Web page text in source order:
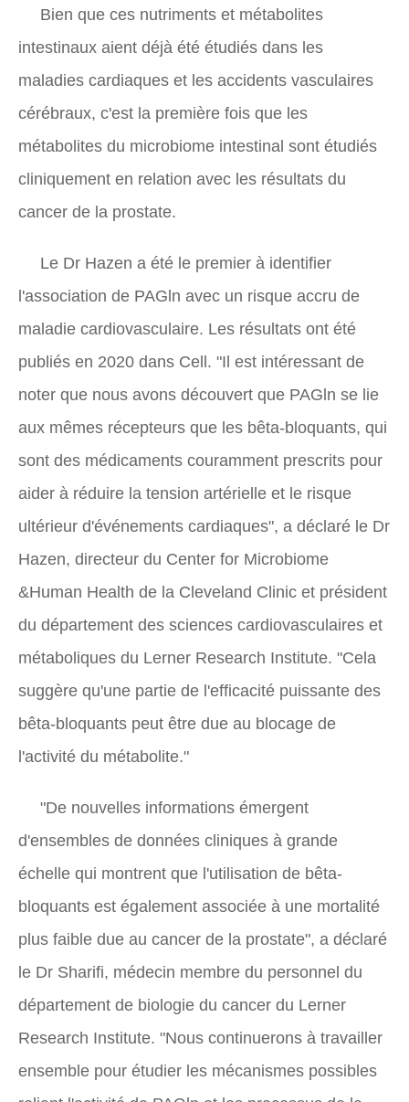
Bien que ces nutriments et métabolites
intestinaux aient déjà été étudiés dans les
maladies cardiaques et les accidents vasculaires
cérébraux, c'est la première fois que les
métabolites du microbiome intestinal sont étudiés
cliniquement en relation avec les résultats du
cancer de la prostate.
Le Dr Hazen a été le premier à identifier
l'association de PAGln avec un risque accru de
maladie cardiovasculaire. Les résultats ont été
publiés en 2020 dans Cell. "Il est intéressant de
noter que nous avons découvert que PAGln se lie
aux mêmes récepteurs que les bêta-bloquants, qui
sont des médicaments couramment prescrits pour
aider à réduire la tension artérielle et le risque
ultérieur d'événements cardiaques", a déclaré le Dr
Hazen, directeur du Center for Microbiome
&Human Health de la Cleveland Clinic et président
du département des sciences cardiovasculaires et
métaboliques du Lerner Research Institute. "Cela
suggère qu'une partie de l'efficacité puissante des
bêta-bloquants peut être due au blocage de
l'activité du métabolite."
"De nouvelles informations émergent
d'ensembles de données cliniques à grande
échelle qui montrent que l'utilisation de bêta-
bloquants est également associée à une mortalité
plus faible due au cancer de la prostate", a déclaré
le Dr Sharifi, médecin membre du personnel du
département de biologie du cancer du Lerner
Research Institute. "Nous continuerons à travailler
ensemble pour étudier les mécanismes possibles